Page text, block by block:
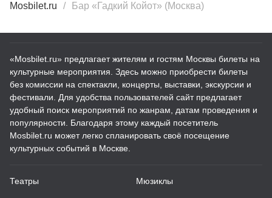
Mosbilet.ru Бар «Гадкий Койот» (Москва)
«Mosbilet.ru» предлагает жителям и гостям Москвы билеты на
культурные мероприятия. Здесь можно приобрести билеты
без комиссии на спектакли, концерты, выставки, экскурсии и
фестивали. Для удобства пользователей сайт предлагает
удобный поиск мероприятий по жанрам, датам проведения и
популярности. Благодаря этому каждый посетитель
Mosbilet.ru может легко спланировать своё посещение
культурных событий в Москве.
Театры Мюзиклы